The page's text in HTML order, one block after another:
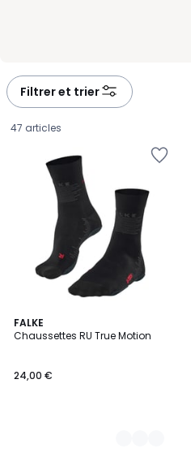
Filtrer et trier
47 articles
FALKE
Chaussettes RU True Motion
€.
24,00 €
2
Couleurs